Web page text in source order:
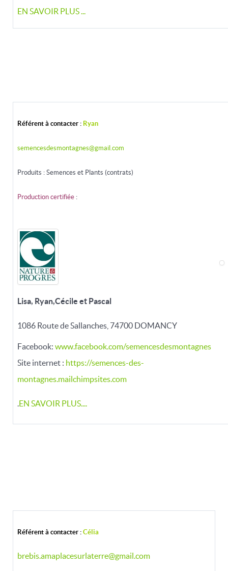
EN SAVOIR PLUS ...
Référent à contacter : Ryan
semencesdesmontagnes@gmail.com
Produits : Semences et Plants (contrats)
Production certifiée :
Lisa, Ryan,Cécile et Pascal
1086 Route de Sallanches, 74700 DOMANCY
Facebook: www.facebook.com/semencesdesmontagnes
Site internet : https://semences-des-
montagnes.mailchimpsites.com
EN SAVOIR PLUS...
Référent à contacter : Célia
brebis.amaplacesurlaterre@gmail.com